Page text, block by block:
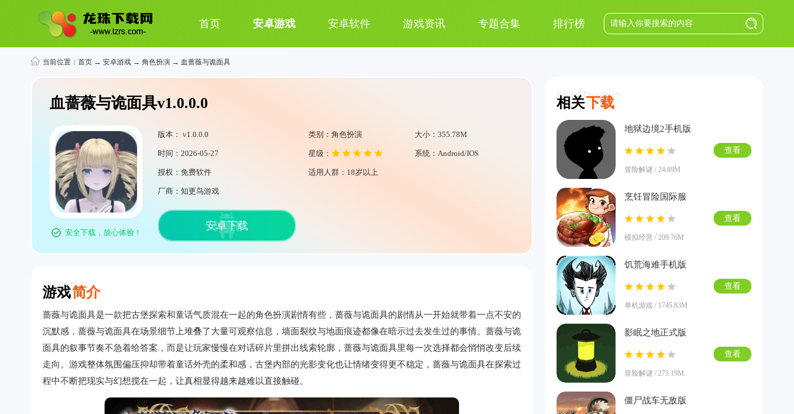
首页 安卓游戏 安卓软件 游戏资讯 专题合集 排行榜
当前位置： 首页 → 安卓游戏 → 角色扮演 → 血蔷薇与诡面具
血蔷薇与诡面具v1.0.0.0
安全下载，放心体验！
版本： v1.0.0.0 类别：角色扮演 大小：355.78M
时间：2026-05-27 星级： 系统：Android/IOS
授权：免费软件 适用人群：18岁以上
厂商：知更鸟游戏
安卓下载
游戏简介
Introduction
蔷薇与诡面具是一款把古堡探索和童话气质混在一起的角色扮演剧情有些，蔷薇与诡面具的剧情从一开始就带着一点不安的
沉默感，蔷薇与诡面具在场景细节上堆叠了大量可观察信息，墙面裂纹与地面痕迹都像在暗示过去发生过的事情。蔷薇与诡
面具的叙事节奏不急着给答案，而是让玩家慢慢在对话碎片里拼出线索轮廓，蔷薇与诡面具里每一次选择都会悄悄改变后续
走向。游戏整体氛围偏压抑却带着童话外壳的柔和感，古堡内部的光影变化也让情绪变得更不稳定，蔷薇与诡面具在探索过
程中不断把现实与幻想搅在一起，让真相显得越来越难以直接触碰。
相关下载
Related Downloads
地狱边境2手机版
冒险解谜 / 24.89M
查看
烹饪冒险国际服
模拟经营 / 209.76M
查看
饥荒海难手机版
单机游戏 / 1745.83M
查看
影眠之地正式版
冒险解谜 / 275.19M
查看
僵尸战车无敌版